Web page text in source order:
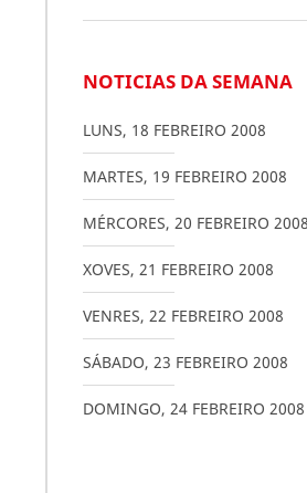
NOTICIAS DA SEMANA
LUNS, 18 FEBREIRO 2008
MARTES, 19 FEBREIRO 2008
MÉRCORES, 20 FEBREIRO 2008
XOVES, 21 FEBREIRO 2008
VENRES, 22 FEBREIRO 2008
SÁBADO, 23 FEBREIRO 2008
DOMINGO, 24 FEBREIRO 2008